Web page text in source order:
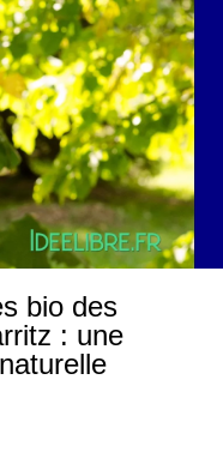
bio des
: une